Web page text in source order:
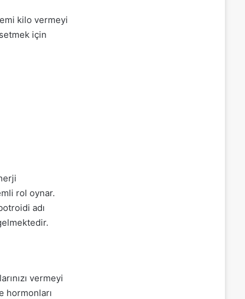
kilo vermeyi
için
rol oynar.
adı
vermeyi
hormonları